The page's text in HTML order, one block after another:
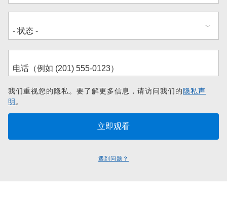
我们重视您的隐私。要了解更多信息，请访问我们的隐私声
明。
遇到问题？